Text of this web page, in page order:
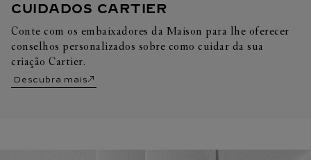
CUIDADOS CARTIER
Conte com os embaixadores da Maison para lhe oferecer
conselhos personalizados sobre como cuidar da sua
criação Cartier.
Descubra mais